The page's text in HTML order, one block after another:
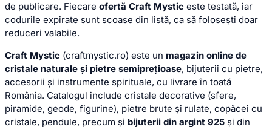
de publicare. Fiecare ofertă Craft Mystic este testată, iar
codurile expirate sunt scoase din listă, ca să folosești doar
reduceri valabile.
Craft Mystic (craftmystic.ro) este un magazin online de
cristale naturale și pietre semiprețioase, bijuterii cu pietre,
accesorii și instrumente spirituale, cu livrare în toată
România. Catalogul include cristale decorative (sfere,
piramide, geode, figurine), pietre brute și rulate, copăcei cu
cristale, pendule, precum și bijuterii din argint 925 și din